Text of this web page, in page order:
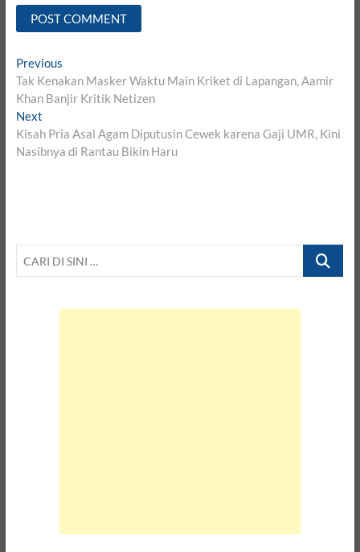
Post
navigation
PreviousPrevious
post:
Tak Kenakan Masker Waktu Main Kriket di Lapangan, Aamir
Khan Banjir Kritik Netizen
NextNext
post:
Kisah Pria Asal Agam Diputusin Cewek karena Gaji UMR, Kini
Nasibnya di Rantau Bikin Haru
CARI